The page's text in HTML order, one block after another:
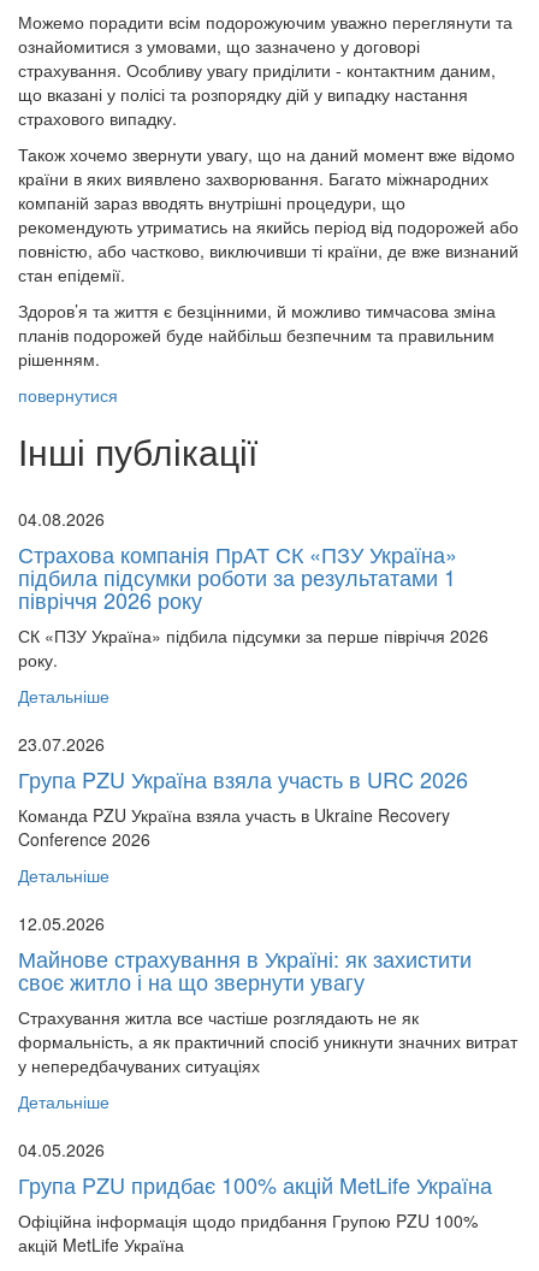
Можемо порадити всім подорожуючим уважно переглянути та
ознайомитися з умовами, що зазначено у договорі
страхування. Особливу увагу приділити - контактним даним,
що вказані у полісі та розпорядку дій у випадку настання
страхового випадку.
Також хочемо звернути увагу, що на даний момент вже відомо
країни в яких виявлено захворювання. Багато міжнародних
компаній зараз вводять внутрішні процедури, що
рекомендують утриматись на якийсь період від подорожей або
повністю, або частково, виключивши ті країни, де вже визнаний
стан епідемії.
Здоров’я та життя є безцінними, й можливо тимчасова зміна
планів подорожей буде найбільш безпечним та правильним
рішенням.
повернутися
Інші публікації
04.08.2026
Страхова компанія ПрАТ СК «ПЗУ Україна»
підбила підсумки роботи за результатами 1
півріччя 2026 року
СК «ПЗУ Україна» підбила підсумки за перше півріччя 2026
року.
Детальніше
23.07.2026
Група PZU Україна взяла участь в URC 2026
Команда PZU Україна взяла участь в Ukraine Recovery
Conference 2026
Детальніше
12.05.2026
Майнове страхування в Україні: як захистити
своє житло і на що звернути увагу
Страхування житла все частіше розглядають не як
формальність, а як практичний спосіб уникнути значних витрат
у непередбачуваних ситуаціях
Детальніше
04.05.2026
Група PZU придбає 100% акцій MetLife Україна
Офіційна інформація щодо придбання Групою PZU 100%
акцій MetLife Україна